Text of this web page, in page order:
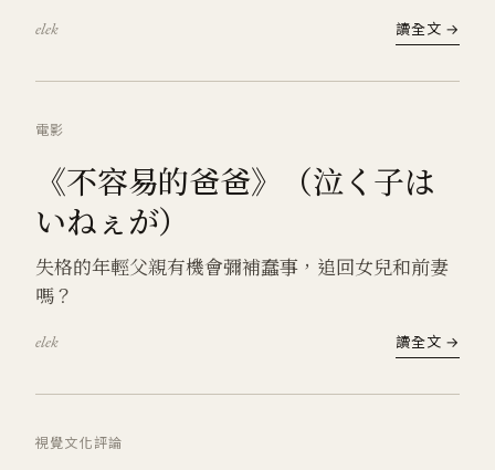
elek 讀全文 →
電影
《不容易的爸爸》（泣く子は
いねぇが）
失格的年輕父親有機會彌補蠢事，追回女兒和前妻
嗎？
elek 讀全文 →
視覺文化評論